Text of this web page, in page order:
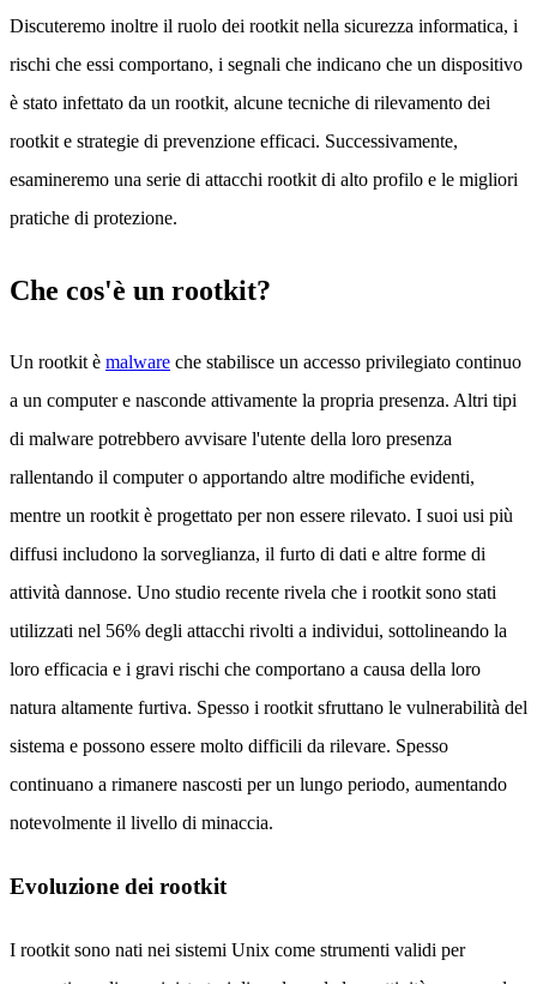
Discuteremo inoltre il ruolo dei rootkit nella sicurezza informatica, i
rischi che essi comportano, i segnali che indicano che un dispositivo
è stato infettato da un rootkit, alcune tecniche di rilevamento dei
rootkit e strategie di prevenzione efficaci. Successivamente,
esamineremo una serie di attacchi rootkit di alto profilo e le migliori
pratiche di protezione.
Che cos'è un rootkit?
Un rootkit è malware che stabilisce un accesso privilegiato continuo
a un computer e nasconde attivamente la propria presenza. Altri tipi
di malware potrebbero avvisare l'utente della loro presenza
rallentando il computer o apportando altre modifiche evidenti,
mentre un rootkit è progettato per non essere rilevato. I suoi usi più
diffusi includono la sorveglianza, il furto di dati e altre forme di
attività dannose. Uno studio recente rivela che i rootkit sono stati
utilizzati nel 56% degli attacchi rivolti a individui, sottolineando la
loro efficacia e i gravi rischi che comportano a causa della loro
natura altamente furtiva. Spesso i rootkit sfruttano le vulnerabilità del
sistema e possono essere molto difficili da rilevare. Spesso
continuano a rimanere nascosti per un lungo periodo, aumentando
notevolmente il livello di minaccia.
Evoluzione dei rootkit
I rootkit sono nati nei sistemi Unix come strumenti validi per